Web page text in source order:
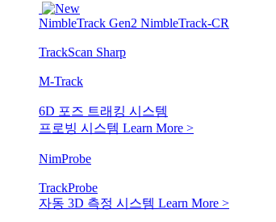
NimbleTrack Gen2 NimbleTrack-CR
TrackScan Sharp
M-Track
6D 포즈 트래킹 시스템
프로빙 시스템 Learn More >
NimProbe
TrackProbe
자동 3D 측정 시스템 Learn More >